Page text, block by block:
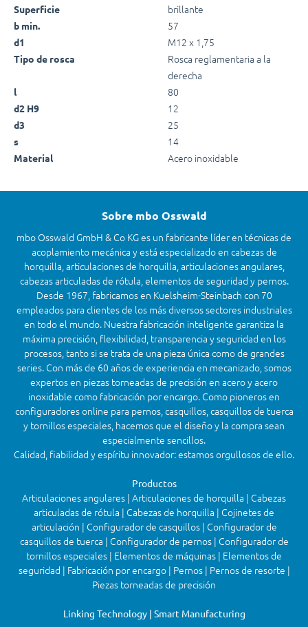
Superficie brillante
b min. 57
d1 M12 x 1,75
Tipo de rosca
Rosca reglamentaria a la
derecha
l 80
d2 H9 12
d3 25
s 14
Material Acero inoxidable
Sobre mbo Osswald
mbo Osswald GmbH & Co KG es un fabricante líder en técnicas de
acoplamiento mecánica y está especializado en cabezas de
horquilla, articulaciones de horquilla, articulaciones angulares,
cabezas articuladas de rótula, elementos de seguridad y pernos.
Desde 1967, fabricamos en Kuelsheim-Steinbach con 70
empleados para clientes de los más diversos sectores industriales
en todo el mundo. Nuestra fabricación inteligente garantiza la
máxima precisión, flexibilidad, transparencia y seguridad en los
procesos, tanto si se trata de una pieza única como de grandes
series. Con más de 60 años de experiencia en mecanizado, somos
expertos en piezas torneadas de precisión en acero y acero
inoxidable como fabricación por encargo. Como pioneros en
configuradores online para pernos, casquillos, casquillos de tuerca
y tornillos especiales, hacemos que el diseño y la compra sean
especialmente sencillos.
Calidad, fiabilidad y espíritu innovador: estamos orgullosos de ello.
Productos
Articulaciones angulares | Articulaciones de horquilla | Cabezas
articuladas de rótula | Cabezas de horquilla | Cojinetes de
articulación | Configurador de casquillos | Configurador de
casquillos de tuerca | Configurador de pernos | Configurador de
tornillos especiales | Elementos de máquinas | Elementos de
seguridad | Fabricación por encargo | Pernos | Pernos de resorte |
Piezas torneadas de precisión
Linking Technology | Smart Manufacturing